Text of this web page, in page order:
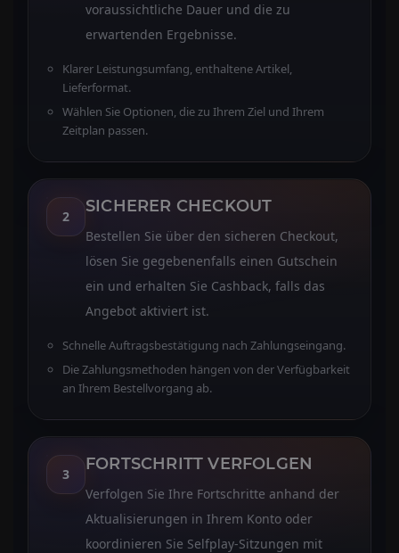
voraussichtliche Dauer und die zu
erwartenden Ergebnisse.
Klarer Leistungsumfang, enthaltene Artikel,
Lieferformat.
Wählen Sie Optionen, die zu Ihrem Ziel und Ihrem
Zeitplan passen.
2
SICHERER CHECKOUT
Bestellen Sie über den sicheren Checkout,
lösen Sie gegebenenfalls einen Gutschein
ein und erhalten Sie Cashback, falls das
Angebot aktiviert ist.
Schnelle Auftragsbestätigung nach Zahlungseingang.
Die Zahlungsmethoden hängen von der Verfügbarkeit
an Ihrem Bestellvorgang ab.
3
FORTSCHRITT VERFOLGEN
Verfolgen Sie Ihre Fortschritte anhand der
Aktualisierungen in Ihrem Konto oder
koordinieren Sie Selfplay-Sitzungen mit